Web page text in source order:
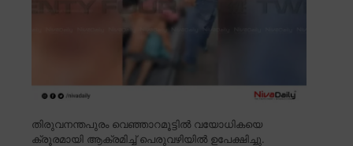
തിരുവനന്തപുരം വെഞ്ഞാറമൂട്ടിൽ വയോധികയെ
ക്രൂരമായി ആക്രമിച്ച് പെരുവഴിയിൽ ഉപേക്ഷിച്ചു.